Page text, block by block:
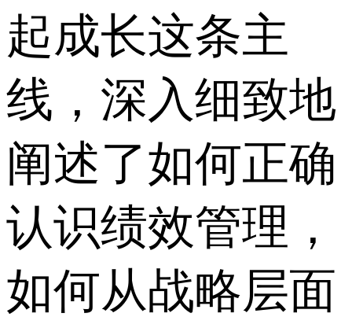
起成长这条主
线，深入细致地
阐述了如何正确
认识绩效管理，
如何从战略层面